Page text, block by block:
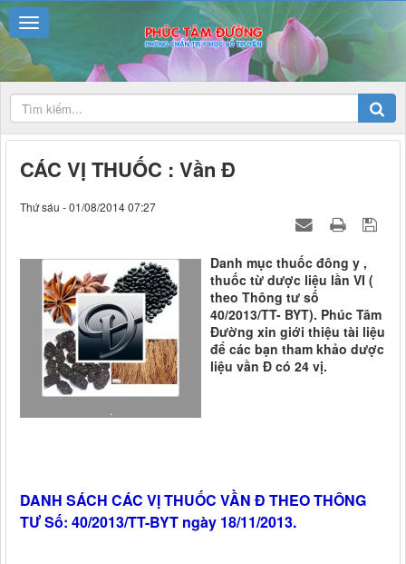
CÁC VỊ THUỐC : Vần Đ
Thứ sáu - 01/08/2014 07:27
.
Danh mục thuốc đông y ,
thuốc từ dược liệu lần VI (
theo Thông tư số
40/2013/TT- BYT). Phúc Tâm
Đường xin giới thiệu tài liệu
để các bạn tham khảo dược
liệu vần Đ có 24 vị.
DANH SÁCH CÁC VỊ THUỐC VẦN Đ THEO THÔNG
TƯ Số: 40/2013/TT-BYT ngày 18/11/2013.